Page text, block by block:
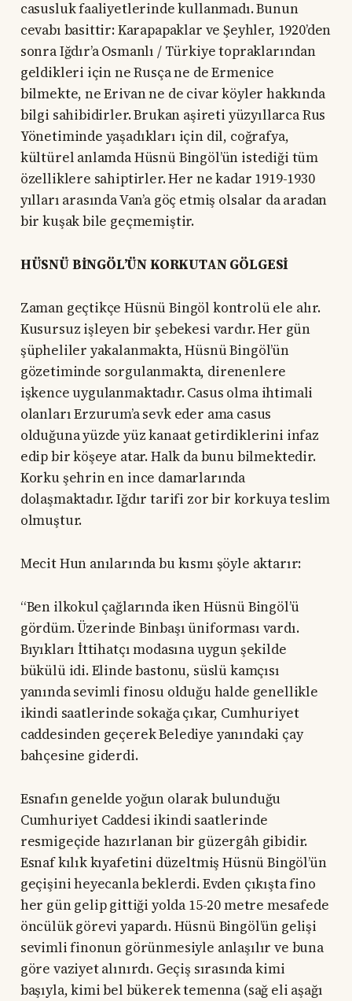
casusluk faaliyetlerinde kullanmadı. Bunun
cevabı basittir: Karapapaklar ve Şeyhler, 1920’den
sonra Iğdır’a Osmanlı / Türkiye topraklarından
geldikleri için ne Rusça ne de Ermenice
bilmekte, ne Erivan ne de civar köyler hakkında
bilgi sahibidirler. Brukan aşireti yüzyıllarca Rus
Yönetiminde yaşadıkları için dil, coğrafya,
kültürel anlamda Hüsnü Bingöl’ün istediği tüm
özelliklere sahiptirler. Her ne kadar 1919-1930
yılları arasında Van’a göç etmiş olsalar da aradan
bir kuşak bile geçmemiştir.
HÜSNÜ BİNGÖL’ÜN KORKUTAN GÖLGESİ
Zaman geçtikçe Hüsnü Bingöl kontrolü ele alır.
Kusursuz işleyen bir şebekesi vardır. Her gün
şüpheliler yakalanmakta, Hüsnü Bingöl’ün
gözetiminde sorgulanmakta, direnenlere
işkence uygulanmaktadır. Casus olma ihtimali
olanları Erzurum’a sevk eder ama casus
olduğuna yüzde yüz kanaat getirdiklerini infaz
edip bir köşeye atar. Halk da bunu bilmektedir.
Korku şehrin en ince damarlarında
dolaşmaktadır. Iğdır tarifi zor bir korkuya teslim
olmuştur.
Mecit Hun anılarında bu kısmı şöyle aktarır:
“Ben ilkokul çağlarında iken Hüsnü Bingöl’ü
gördüm. Üzerinde Binbaşı üniforması vardı.
Bıyıkları İttihatçı modasına uygun şekilde
bükülü idi. Elinde bastonu, süslü kamçısı
yanında sevimli finosu olduğu halde genellikle
ikindi saatlerinde sokağa çıkar, Cumhuriyet
caddesinden geçerek Belediye yanındaki çay
bahçesine giderdi.
Esnafın genelde yoğun olarak bulunduğu
Cumhuriyet Caddesi ikindi saatlerinde
resmigeçide hazırlanan bir güzergâh gibidir.
Esnaf kılık kıyafetini düzeltmiş Hüsnü Bingöl’ün
geçişini heyecanla beklerdi. Evden çıkışta fino
her gün gelip gittiği yolda 15-20 metre mesafede
öncülük görevi yapardı. Hüsnü Bingöl’ün gelişi
sevimli finonun görünmesiyle anlaşılır ve buna
göre vaziyet alınırdı. Geçiş sırasında kimi
başıyla, kimi bel bükerek temenna (sağ eli aşağı